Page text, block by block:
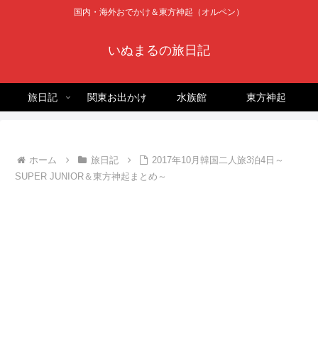
国内・海外おでかけ＆東方神起（オルペン）
いぬまるの旅日記
旅日記 関東お出かけ 水族館 東方神起
ホーム 旅日記
2017年10月韓国二人旅3泊4日～
SUPER JUNIOR＆東方神起まとめ～